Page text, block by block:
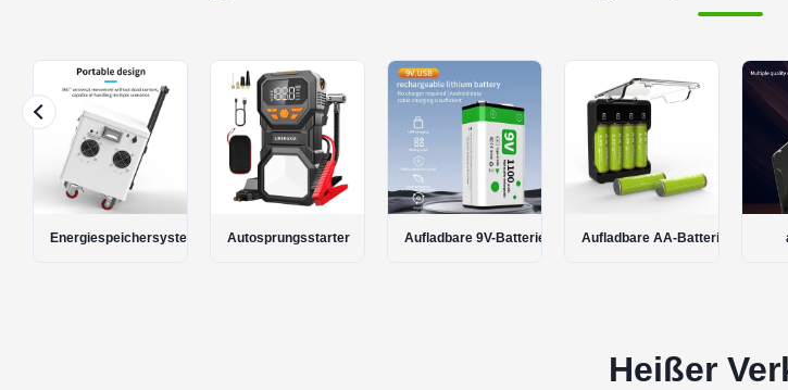
für zu Hause
Autosprungsstarter Aufladbare 9V-Batterien Aufladbare AA-Batterien aaa-Akkus
Heißer